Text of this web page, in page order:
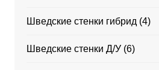
Шведские стенки гибрид (4)
Шведские стенки Д/У(6)